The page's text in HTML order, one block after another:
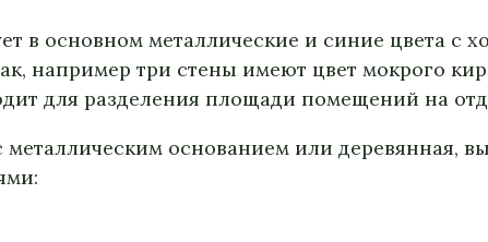
в основном металлические и синие цвета с
например три стены имеют цвет мокрого
для разделения площади помещений на
металлическим основанием или деревянная,